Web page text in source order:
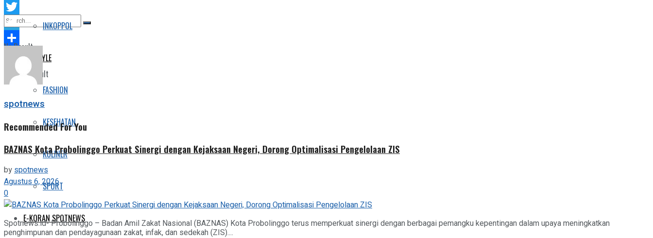
No Result
View All Result
INKOPPOL
LIFESTYLE
FASHION
KESEHATAN
KULINER
SPORT
E-KORAN SPOTNEWS
Facebook
Twitter
Telegram
Share
spotnews
Recommended For You
BAZNAS Kota Probolinggo Perkuat Sinergi dengan Kejaksaan Negeri, Dorong Optimalisasi Pengelolaan ZIS
byspotnews
Agustus 6, 2026
0
Spotnews.id- Probolinggo – Badan Amil Zakat Nasional (BAZNAS) Kota Probolinggo terus memperkuat sinergi dengan berbagai pemangku kepentingan dalam upaya meningkatkan
penghimpunan dan pendayagunaan zakat, infak, dan sedekah (ZIS)....